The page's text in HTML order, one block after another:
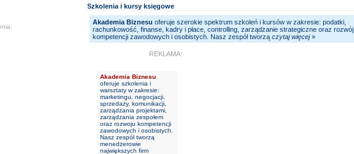
Szkolenia i kursy księgowe
Akademia Biznesu oferuje szerokie spektrum szkoleń i kursów w zakresie: podatki,
rachunkowość, finanse, kadry i płace, controlling, zarządzanie strategiczne oraz rozwój
kompetencji zawodowych i osobistych. Nasz zespół tworzą czytaj więcej»
REKLAMA:
Akademia Biznesu
oferuje szkolenia i
warsztaty w zakresie:
marketingu, negocjacji,
sprzedaży, komunikacji,
zarządzania projektami,
zarządzania zespołem
oraz rozwoju kompetencji
zawodowych i osobistych.
Nasz zespół tworzą
menedżerowie
największych firm